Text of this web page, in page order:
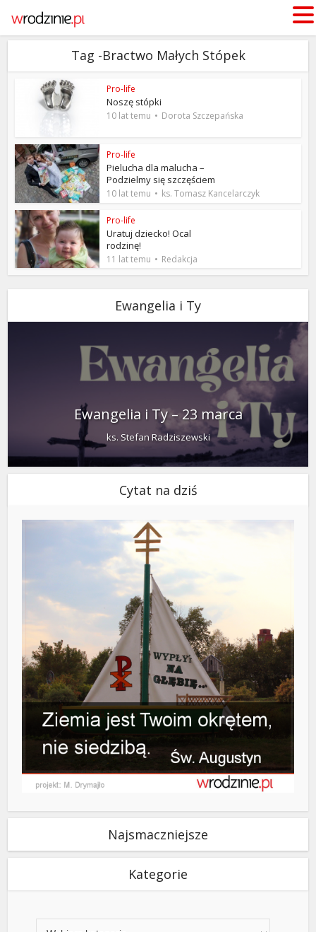
Tag -Bractwo Małych Stópek
Pro-life
Noszę stópki
10 lat temu Dorota Szczepańska
Pro-life
Pielucha dla malucha –
Podzielmy się szczęściem
10 lat temu ks. Tomasz Kancelarczyk
Pro-life
Uratuj dziecko! Ocal
rodzinę!
11 lat temu Redakcja
Ewangelia i Ty
Ewangelia i Ty – 23 marca
ks. Stefan Radziszewski
Cytat na dziś
Najsmaczniejsze
Kategorie